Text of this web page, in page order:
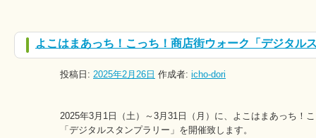
よこはまあっち！こっち！商店街ウォーク「デジタル
投稿日: 2025年2月26日 作成者: icho-dori
2025年3月1日（土）～3月31日（月）に、よこはまあっち！
「デジタルスタンプラリー」を開催致します。